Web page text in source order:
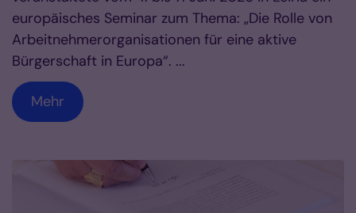
europäisches Seminar zum Thema: „Die Rolle von
Arbeitnehmerorganisationen für eine aktive
Bürgerschaft in Europa“. ...
Mehr